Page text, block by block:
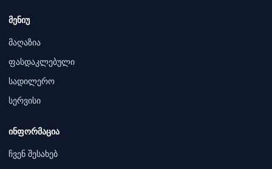
მენიუ
მაღაზია
ფასდაკლებული
სადილერო
სერვისი
ინფორმაცია
ჩვენ შესახებ